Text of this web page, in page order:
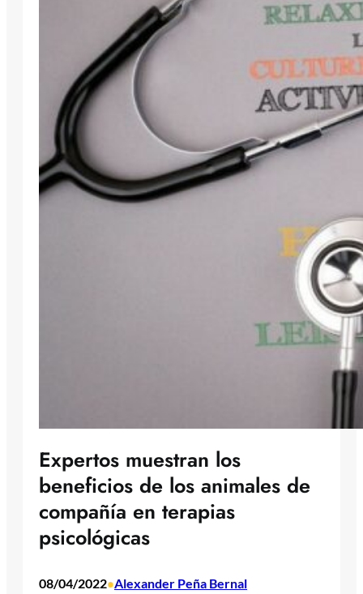
Expertos muestran los
beneficios de los animales de
compañía en terapias
psicológicas
08/04/2022•Alexander Peña Bernal